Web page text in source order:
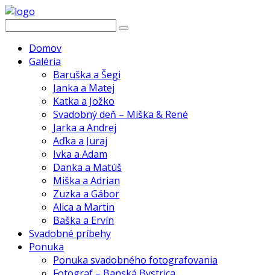
Domov
Galéria
Baruška a Šegi
Janka a Matej
Katka a Jožko
Svadobný deň – Miška & René
Jarka a Andrej
Aďka a Juraj
Ivka a Adam
Danka a Matúš
Miška a Adrian
Zuzka a Gábor
Alica a Martin
Baška a Ervín
Svadobné príbehy
Ponuka
Ponuka svadobného fotografovania